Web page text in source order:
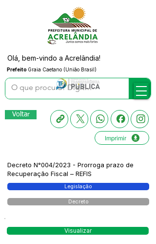
Prefeito Graia Caetano (União Brasil)
Olá, bem-vindo a Acrelândia!
Voltar
Imprimir
Decreto N°004/2023 - Prorroga prazo de
Recuperação Fiscal – REFIS
Legislação
Decreto
Visualizar